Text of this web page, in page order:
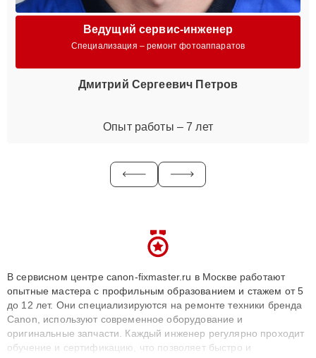
Ведущий сервис-инженер
Специализация – ремонт фотоаппаратов
Дмитрий Сергеевич Петров
Опыт работы – 7 лет
В сервисном центре canon-fixmaster.ru в Москве работают
опытные мастера с профильным образованием и стажем от 5
до 12 лет. Они специализируются на ремонте техники бренда
Canon, используют современное оборудование и
оригинальные запчасти. Каждый инженер регулярно проходит
обучение и сертификацию, что позволяет быстро и